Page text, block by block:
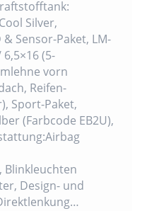
Silver,
Sensor-Paket, LM-
(5-
vorn
Reifen-
Sport-Paket,
(Farbcode EB2U),
Blinkleuchten
Design- und